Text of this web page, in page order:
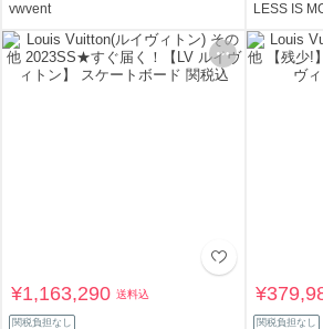
vwvent LESS IS
¥1,163,290送料込
関税負担なし 関税負担なし